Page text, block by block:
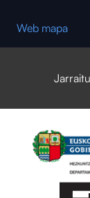
Web mapa